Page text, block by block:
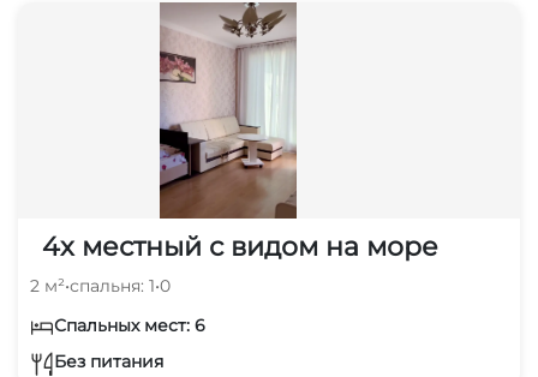
4х местный с видом на море
2 м²•спальня: 1•0
Спальных мест: 6
Без питания